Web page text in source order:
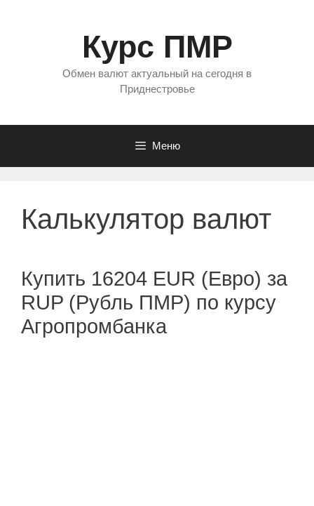
Курс ПМР
Обмен валют актуальный на сегодня в
Приднестровье
Меню
Калькулятор валют
Купить 16204 EUR (Евро) за
RUP (Рубль ПМР) по курсу
Агропромбанка